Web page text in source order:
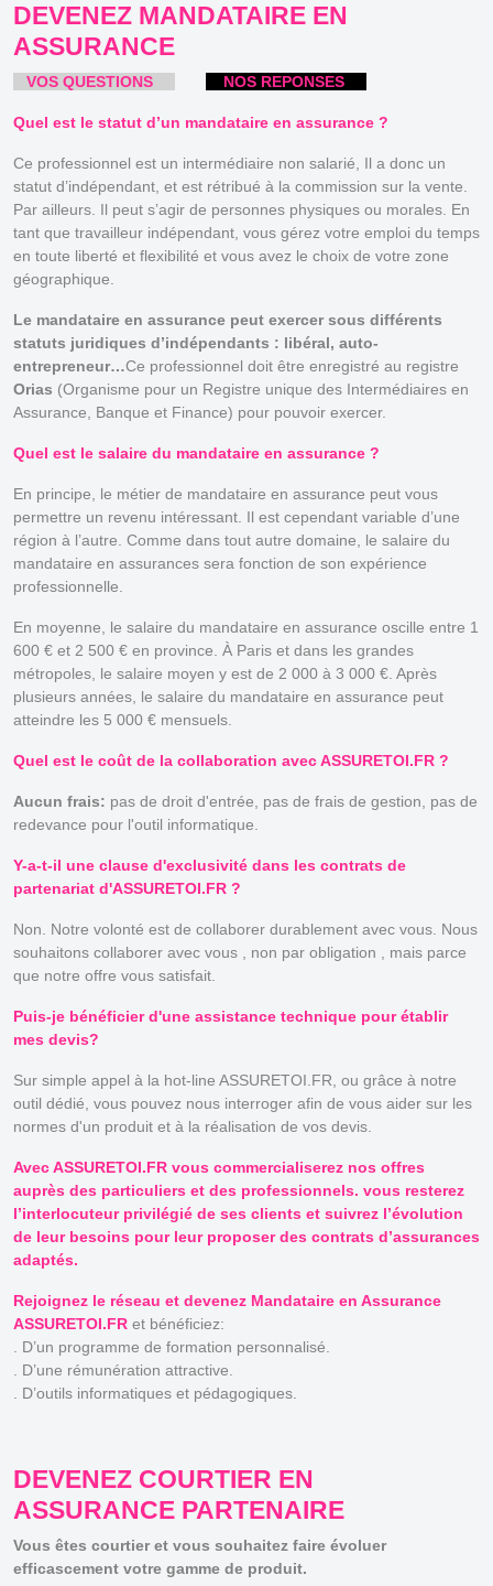
DEVENEZ MANDATAIRE EN
ASSURANCE
VOS QUESTIONS NOS REPONSES
Quel est le statut d’un mandataire en assurance ?
Ce professionnel est un intermédiaire non salarié, Il a donc un
statut d’indépendant, et est rétribué à la commission sur la vente.
Par ailleurs. Il peut s’agir de personnes physiques ou morales. En
tant que travailleur indépendant, vous gérez votre emploi du temps
en toute liberté et flexibilité et vous avez le choix de votre zone
géographique.
Le mandataire en assurance peut exercer sous différents
statuts juridiques d’indépendants : libéral, auto-
entrepreneur…Ce professionnel doit être enregistré au registre
Orias (Organisme pour un Registre unique des Intermédiaires en
Assurance, Banque et Finance) pour pouvoir exercer.
Quel est le salaire du mandataire en assurance ?
En principe, le métier de mandataire en assurance peut vous
permettre un revenu intéressant. Il est cependant variable d’une
région à l’autre. Comme dans tout autre domaine, le salaire du
mandataire en assurances sera fonction de son expérience
professionnelle.
En moyenne, le salaire du mandataire en assurance oscille entre 1
600 € et 2 500 € en province. À Paris et dans les grandes
métropoles, le salaire moyen y est de 2 000 à 3 000 €. Après
plusieurs années, le salaire du mandataire en assurance peut
atteindre les 5 000 € mensuels.
Quel est le coût de la collaboration avec ASSURETOI.FR ?
Aucun frais: pas de droit d'entrée, pas de frais de gestion, pas de
redevance pour l'outil informatique.
Y-a-t-il une clause d'exclusivité dans les contrats de
partenariat d'ASSURETOI.FR ?
Non. Notre volonté est de collaborer durablement avec vous. Nous
souhaitons collaborer avec vous , non par obligation , mais parce
que notre offre vous satisfait.
Puis-je bénéficier d'une assistance technique pour établir
mes devis?
Sur simple appel à la hot-line ASSURETOI.FR, ou grâce à notre
outil dédié, vous pouvez nous interroger afin de vous aider sur les
normes d'un produit et à la réalisation de vos devis.
Avec ASSURETOI.FR vous commercialiserez nos offres
auprès des particuliers et des professionnels. vous resterez
l’interlocuteur privilégié de ses clients et suivrez l’évolution
de leur besoins pour leur proposer des contrats d’assurances
adaptés.
Rejoignez le réseau et devenez Mandataire en Assurance
ASSURETOI.FR et bénéficiez:
. D’un programme de formation personnalisé.
. D’une rémunération attractive.
. D’outils informatiques et pédagogiques.
DEVENEZ COURTIER EN
ASSURANCE PARTENAIRE
Vous êtes courtier et vous souhaitez faire évoluer
efficascement votre gamme de produit.